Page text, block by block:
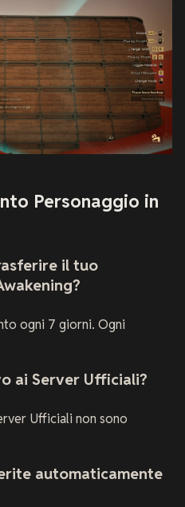
Personaggio in
il tuo
ogni 7 giorni. Ogni
ai Server Ufficiali?
Ufficiali non sono
automaticamente